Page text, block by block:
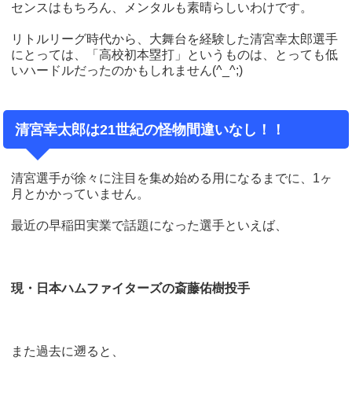
センスはもちろん、メンタルも素晴らしいわけです。
リトルリーグ時代から、大舞台を経験した清宮幸太郎選手
にとっては、「高校初本塁打」というものは、とっても低
いハードルだったのかもしれません(^_^;)
清宮幸太郎は21世紀の怪物間違いなし！！
清宮選手が徐々に注目を集め始める用になるまでに、1ヶ
月とかかっていません。
最近の早稲田実業で話題になった選手といえば、
現・日本ハムファイターズの斎藤佑樹投手
また過去に遡ると、